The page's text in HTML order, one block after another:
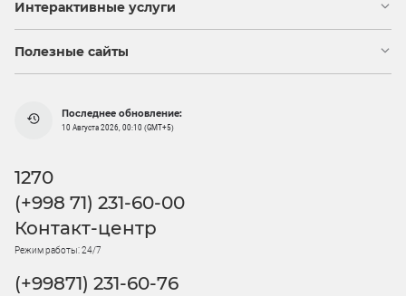
Интерактивные услуги
Полезные сайты
Последнее обновление:
10 Августа 2026, 00:10 (GMT+5)
1270
(+998 71) 231-60-00
Контакт-центр
Режим работы: 24/7
(+99871) 231-60-76